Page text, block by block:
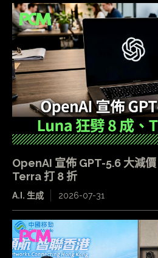
OpenAI 宣佈 GPT-5.6 大減
Terra 打 8 折
A.I. 生成 2026-07-31